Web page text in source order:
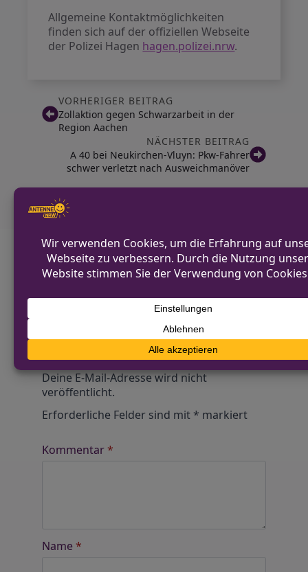
Allgemeine Kontaktmöglichkeiten
finden sich auf der offiziellen Webseite
der Polizei Hagen hagen.polizei.nrw.
VORHERIGER BEITRAG
Zollaktion gegen Schwarzarbeit in der
Region Aachen
NÄCHSTER BEITRAG
A 40 bei Neukirchen-Vluyn: Pkw-Fahrer
schwer verletzt nach Ausweichmanöver
Diskutiere mit!
Alle Kommentare werden von unserer Redaktion im
Schreibe einen Kommentar
Deine E-Mail-Adresse wird nicht
veröffentlicht.
Erforderliche Felder sind mit * markiert
Kommentar*
Name *
Alternative: